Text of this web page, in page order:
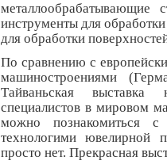
металлообрабатывающие
инструменты для
для обработки
По сравнению с
машиностроениями
Тайваньская выставка
специалистов в мировом
можно познакомиться
технологими ювелирной
просто нет. Прекрасная